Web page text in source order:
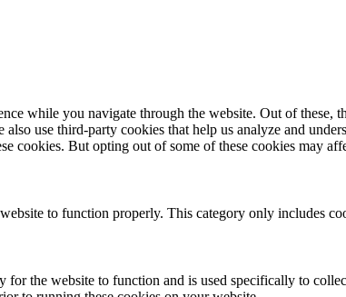
while you navigate through the website. Out of these,
use third-party cookies that help us analyze and
cookies. But opting out of some of these cookies may
to function properly. This category only includes
the website to function and is used specifically to